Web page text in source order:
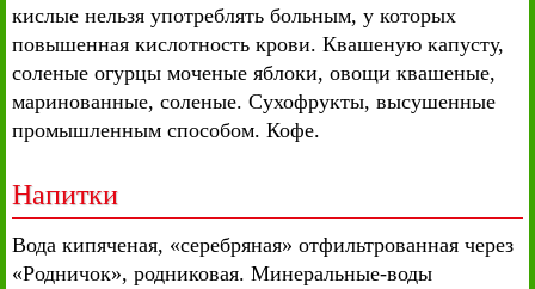
кислые нельзя употреблять больным, у которых
повышенная кислотность крови. Квашеную капусту,
соленые огурцы моченые яблоки, овощи квашеные,
маринованные, соленые. Сухофрукты, высушенные
промышленным способом. Кофе.
Напитки
Вода кипяченая, «серебряная» отфильтрованная через
«Родничок», родниковая. Минеральные-воды